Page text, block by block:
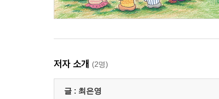
저자 소개 (2명)
글 : 최은영